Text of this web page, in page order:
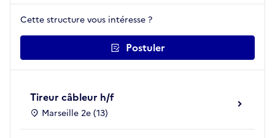
Cette structure vous intéresse ?
Postuler
Tireur câbleur h/f
Marseille 2e (13)